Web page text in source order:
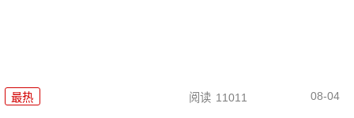
最热 阅读 11011 08-04